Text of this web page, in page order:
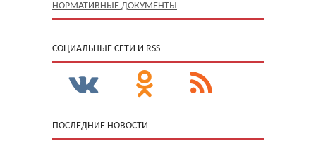
НОРМАТИВНЫЕ ДОКУМЕНТЫ
CОЦИАЛЬНЫЕ СЕТИ И RSS
ПОСЛЕДНИЕ НОВОСТИ